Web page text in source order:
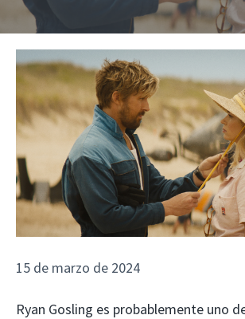
15 de marzo de 2024
Ryan Gosling es probablemente uno